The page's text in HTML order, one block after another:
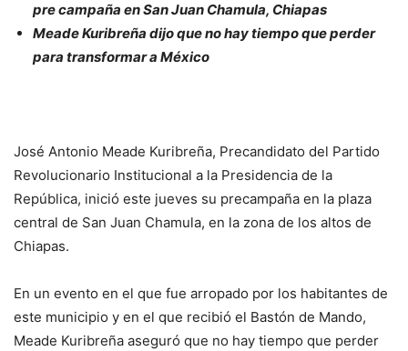
pre campaña en San Juan Chamula, Chiapas
Meade Kuribreña dijo que no hay tiempo que perder
para transformar a México
José Antonio Meade Kuribreña, Precandidato del Partido
Revolucionario Institucional a la Presidencia de la
República, inició este jueves su precampaña en la plaza
central de San Juan Chamula, en la zona de los altos de
Chiapas.
En un evento en el que fue arropado por los habitantes de
este municipio y en el que recibió el Bastón de Mando,
Meade Kuribreña aseguró que no hay tiempo que perder